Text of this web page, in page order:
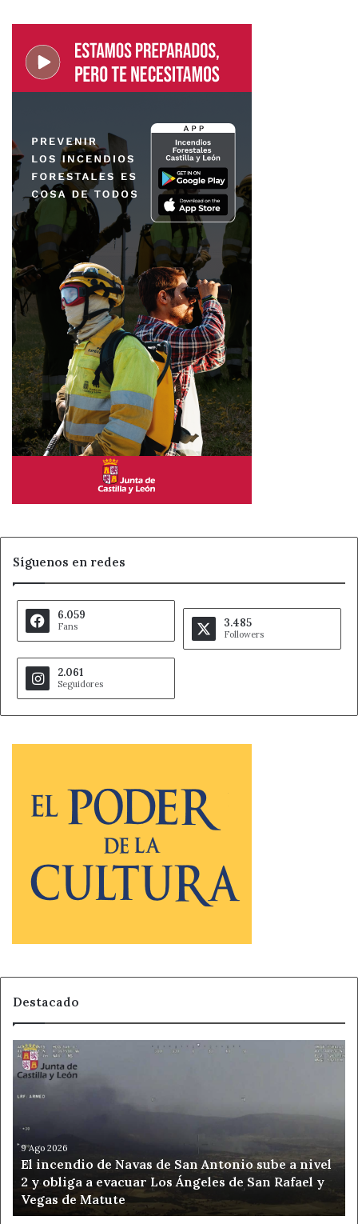
Síguenos en redes
6.059
Fans 3.485
Followers
2.061
Seguidores
Destacado
El
incendio
de
Navas
San
Antonio
sube
nivel
2
9 Ago 2026
El incendio de Navas de San Antonio sube a nivel
2 y obliga a evacuar Los Ángeles de San Rafael y
Vegas de Matute